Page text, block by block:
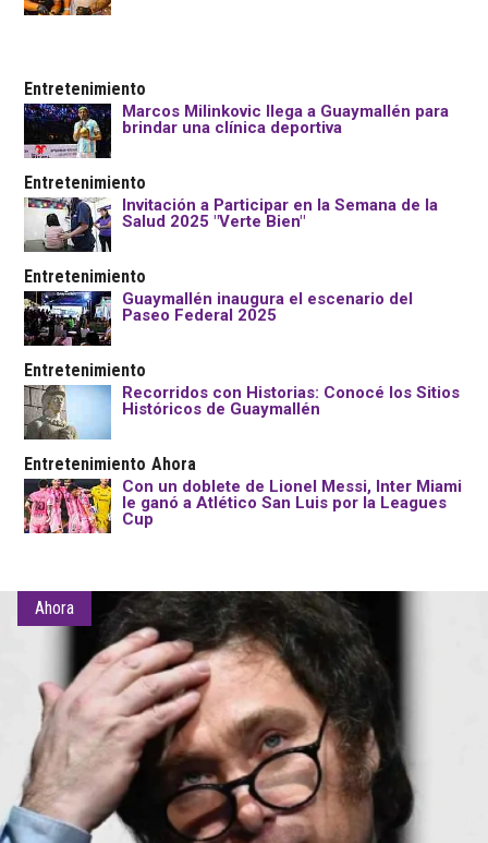
Entretenimiento
Marcos Milinkovic llega a Guaymallén para
brindar una clínica deportiva
Entretenimiento
Invitación a Participar en la Semana de la
Salud 2025 "Verte Bien"
Entretenimiento
Guaymallén inaugura el escenario del
Paseo Federal 2025
Entretenimiento
Recorridos con Historias: Conocé los Sitios
Históricos de Guaymallén
Entretenimiento Ahora
Con un doblete de Lionel Messi, Inter Miami
le ganó a Atlético San Luis por la Leagues
Cup
Ahora